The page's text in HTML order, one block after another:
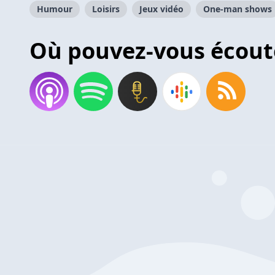
Humour Loisirs Jeux vidéo One-man shows
Où pouvez-vous